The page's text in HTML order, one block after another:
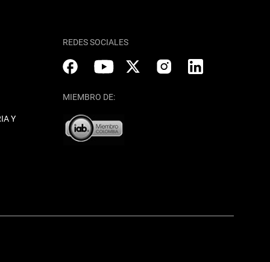
Y
REDES SOCIALES
MIEMBRO DE: